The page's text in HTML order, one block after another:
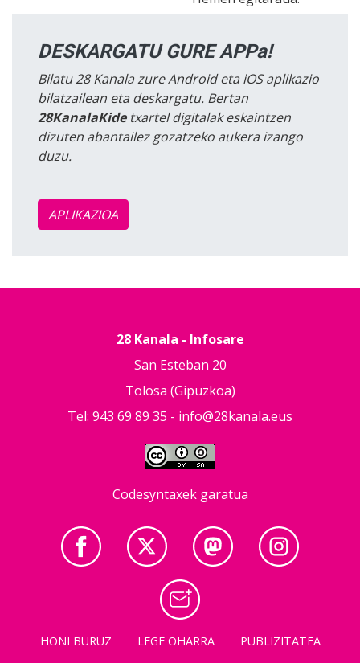
DESKARGATU GURE APPa!
Bilatu 28 Kanala zure Android eta iOS aplikazio
bilatzailean eta deskargatu. Bertan
28KanalaKidetxartel digitalak eskaintzen
dizuten abantailez gozatzeko aukera izango
duzu.
APLIKAZIOA
28 Kanala - Infosare
San Esteban 20
Tolosa (Gipuzkoa)
Tel: 943 69 89 35 - info@28kanala.eus
Codesyntaxek garatua
HONI BURUZ LEGE OHARRA PUBLIZITATEA